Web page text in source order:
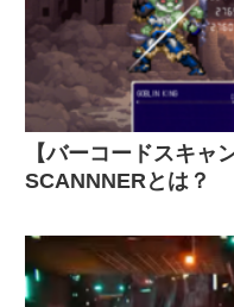
【バーコードスキャ
SCANNNERとは？